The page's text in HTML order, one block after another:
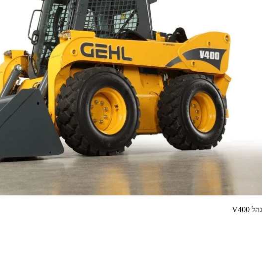
גהל V400